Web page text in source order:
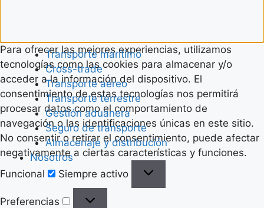
Para ofrecer las mejores experiencias, utilizamos
tecnologías como las cookies para almacenar y/o
acceder a la información del dispositivo. El
consentimiento de estas tecnologías nos permitirá
procesar datos como el comportamiento de
navegación o las identificaciones únicas en este sitio.
No consentir o retirar el consentimiento, puede afectar
negativamente a ciertas características y funciones.
Funcional
Siempre activo
Preferencias
Transporte marítimo
Cross-trade
Transporte aéreo
Transporte terrestre
Gestión aduanera
Seguro de transporte
Almacenaje y distribución
Nosotros